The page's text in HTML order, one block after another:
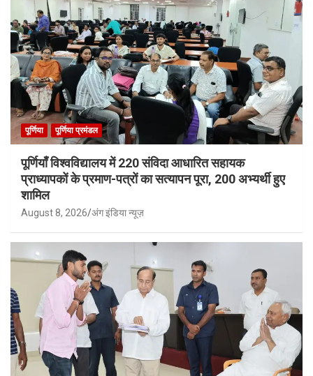
पूर्णिया पूर्णिया प्रमंडल
पूर्णियाँ विश्वविद्यालय में 220 संविदा आधारित सहायक
प्राध्यापकों के प्रमाण-पत्रों का सत्यापन पूरा, 200 अभ्यर्थी हुए
शामिल
August 8, 2026 अंग इंडिया न्यूज़